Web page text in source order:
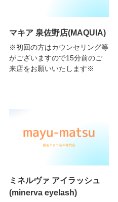
マキア 泉佐野店(MAQUIA)
※初回の方はカウンセリング等
がございますので15分前のご
来店をお願いいたします※
ミネルヴァ アイラッシュ
(minerva eyelash)